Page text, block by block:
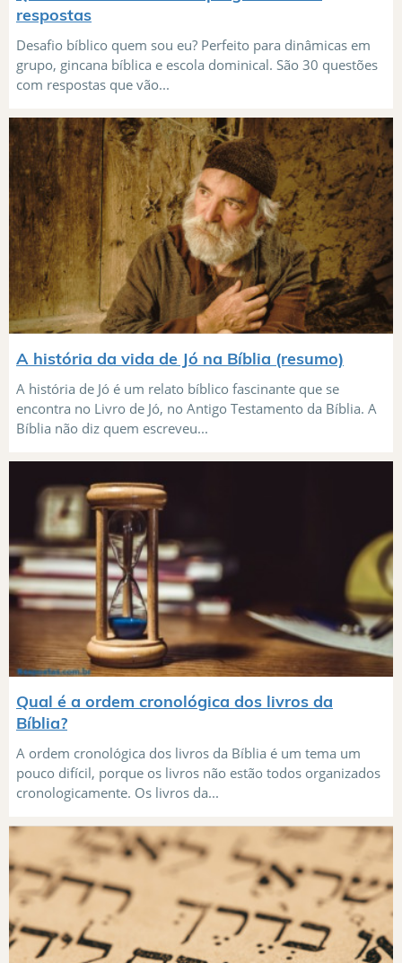
respostas
Desafio bíblico quem sou eu? Perfeito para dinâmicas em
grupo, gincana bíblica e escola dominical. São 30 questões
com respostas que vão...
A história da vida de Jó na Bíblia (resumo)
A história de Jó é um relato bíblico fascinante que se
encontra no Livro de Jó, no Antigo Testamento da Bíblia. A
Bíblia não diz quem escreveu...
Qual é a ordem cronológica dos livros da
Bíblia?
A ordem cronológica dos livros da Bíblia é um tema um
pouco difícil, porque os livros não estão todos organizados
cronologicamente. Os livros da...